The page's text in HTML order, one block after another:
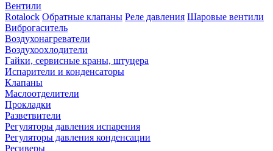
Вентили
Rotalock Обратные клапаны Реле давления Шаровые вентили
Виброгаситель
Воздухонагреватели
Воздухоохлодители
Гайки, сервисные краны, штуцера
Испарители и конденсаторы
Клапаны
Маслоотделители
Прокладки
Разветвители
Регуляторы давления испарения
Регуляторы давления конденсации
Ресиверы